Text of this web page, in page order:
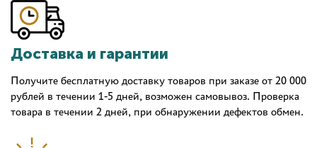
Доставка и гарантии
Получите бесплатную доставку товаров при заказе от 20 000
рублей в течении 1-5 дней, возможен самовывоз. Проверка
товара в течении 2 дней, при обнаружении дефектов обмен.